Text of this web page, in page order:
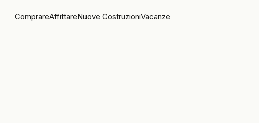
ComprareAffittareNuove CostruzioniVacanze